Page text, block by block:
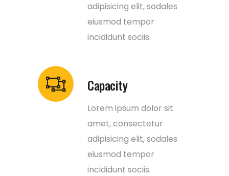
adipisicing elit, sodales
eiusmod tempor
incididunt sociis.
Capacity
Lorem ipsum dolor sit
amet, consectetur
adipisicing elit, sodales
eiusmod tempor
incididunt sociis.